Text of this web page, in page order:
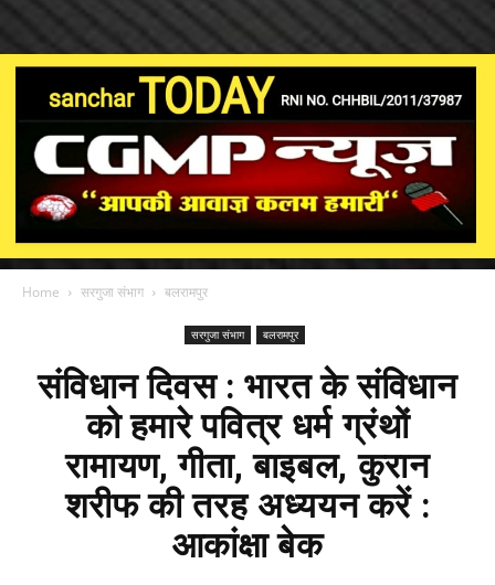
Home सरगुजा संभाग बलरामपुर
सरगुजा संभाग बलरामपुर
संविधान दिवस : भारत के संविधान
को हमारे पवित्र धर्म ग्रंथों
रामायण, गीता, बाइबल, कुरान
शरीफ की तरह अध्ययन करें :
आकांक्षा बेक